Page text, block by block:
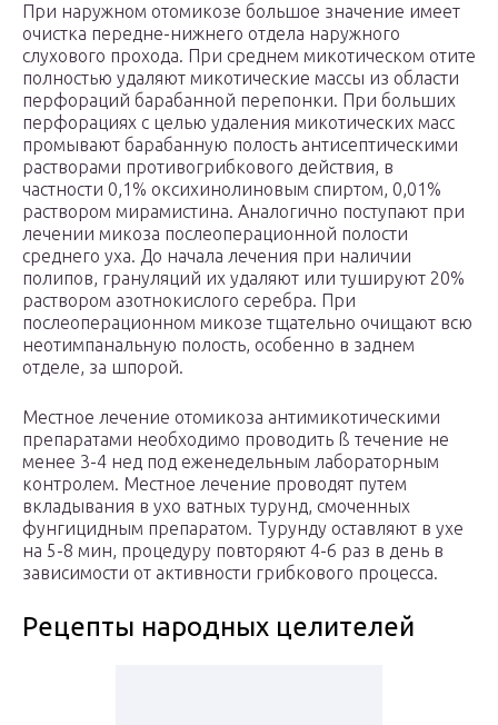
При наружном отомикозе большое значение имеет
очистка передне-нижнего отдела наружного
слухового прохода. При среднем микотическом отите
полностью удаляют микотические массы из области
перфораций барабанной перепонки. При больших
перфорациях с целью удаления микотических масс
промывают барабанную полость антисептическими
растворами противогрибкового действия, в
частности 0,1% оксихинолиновым спиртом, 0,01%
раствором мирамистина. Аналогично поступают при
лечении микоза послеоперационной полости
среднего уха. До начала лечения при наличии
полипов, грануляций их удаляют или тушируют 20%
раствором азотнокислого серебра. При
послеоперационном микозе тщательно очищают всю
неотимпанальную полость, особенно в заднем
отделе, за шпорой.
Местное лечение отомикоза антимикотическими
препаратами необходимо проводить ß течение не
менее 3-4 нед под еженедельным лабораторным
контролем. Местное лечение проводят путем
вкладывания в ухо ватных турунд, смоченных
фунгицидным препаратом. Турунду оставляют в ухе
на 5-8 мин, процедуру повторяют 4-6 раз в день в
зависимости от активности грибкового процесса.
Рецепты народных целителей